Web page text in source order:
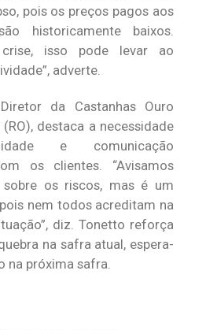
pois os preços pagos aos
historicamente baixos.
isso pode levar ao
adverte.
da Castanhas Ouro
destaca a necessidade
e comunicação
os clientes. “Avisamos
os riscos, mas é um
nem todos acreditam na
diz. Tonetto reforça
na safra atual, espera-
na próxima safra.